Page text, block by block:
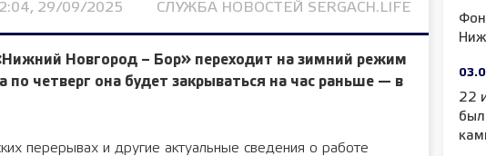
29/09/2025 СЛУЖБА НОВОСТЕЙ SERGACH.LIFE
Новгород – Бор» переходит на зимний режим
по четверг она будет закрываться на час раньше — в
перерывах и другие актуальные сведения о работе
22
был